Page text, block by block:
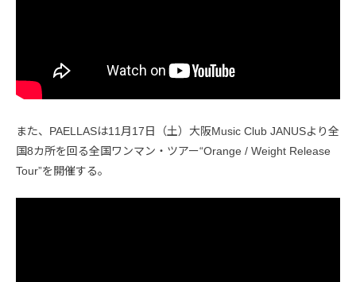
また、PAELLASは11月17日（土）大阪Music Club JANUSより全
国8カ所を回る全国ワンマン・ツアー“Orange / Weight Release
Tour”を開催する。